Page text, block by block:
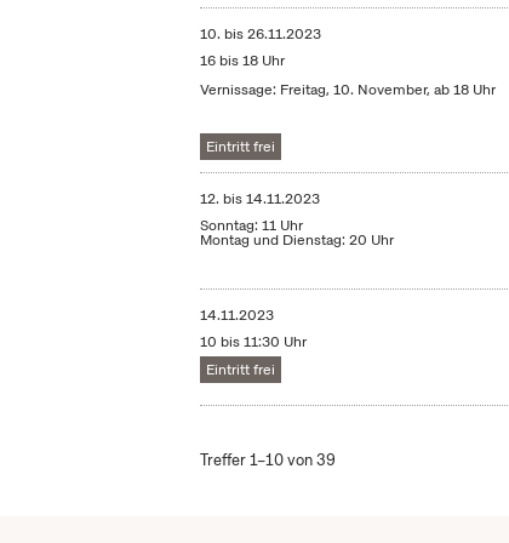
10. bis26.11.2023
16 bis 18 Uhr
Vernissage: Freitag, 10. November, ab 18 Uhr
Eintritt frei
12. bis14.11.2023
Sonntag: 11 Uhr
Montag und Dienstag: 20 Uhr
14.11.2023
10 bis 11:30 Uhr
Eintritt frei
Treffer 1–10 von 39